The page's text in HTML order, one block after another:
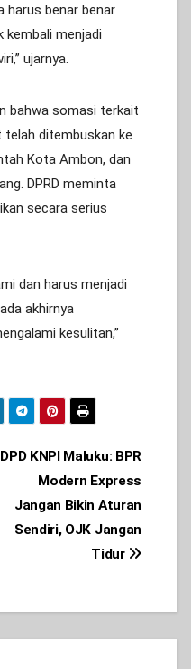
harus benar benar
kembali menjadi
ujarnya.
bahwa somasi terkait
ditembuskan ke
Kota Ambon, dan
DPRD meminta
secara serius
dan harus menjadi
akhirnya
kesulitan,”
DPD KNPI Maluku: BPR
Modern Express
Jangan Bikin Aturan
Sendiri, OJK Jangan
Tidur